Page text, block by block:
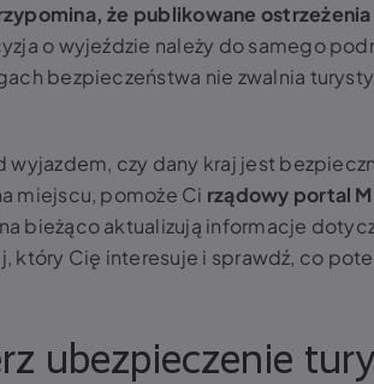
że publikowane
o wyjeździe należy do samego
bezpieczeństwa nie zwalnia
wyjazdem, czy dany kraj jest
miejscu, pomoże Ci rządowy portal
bieżąco aktualizują informacje
który Cię interesuje i sprawdź, co
ubezpieczenie